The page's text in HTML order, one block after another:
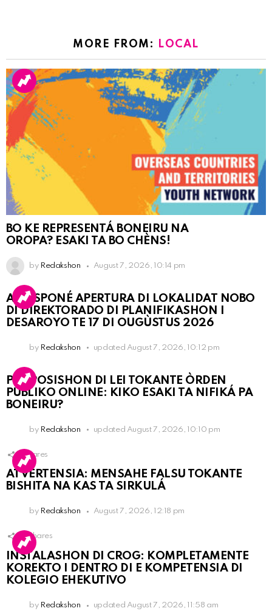
MORE FROM: LOCAL
BO KE REPRESENTÁ BONEIRU NA
OROPA? ESAKI TA BO CHÈNS!
by Redakshon August 7, 2026, 10:14 pm
A POSPONÉ APERTURA DI LOKALIDAT NOBO
DI DIREKTORADO DI PLANIFIKASHON I
DESAROYO TE 17 DI OUGÙSTUS 2026
by Redakshon updated August 7, 2026, 10:12 pm
PROPOSISHON DI LEI TOKANTE ÒRDEN
PÚBLIKO ONLINE: KIKO ESAKI TA NIFIKÁ PA
BONEIRU?
by Redakshon updated August 7, 2026, 10:10 pm
Shares
ATVERTENSIA: MENSAHE FALSU TOKANTE
BISHITA NA KAS TA SIRKULÁ
by Redakshon August 7, 2026, 12:18 pm
14 Shares
INSTALASHON DI CROG: KOMPLETAMENTE
KOREKTO I DENTRO DI E KOMPETENSIA DI
KOLEGIO EHEKUTIVO
by Redakshon updated August 7, 2026, 11:58 am